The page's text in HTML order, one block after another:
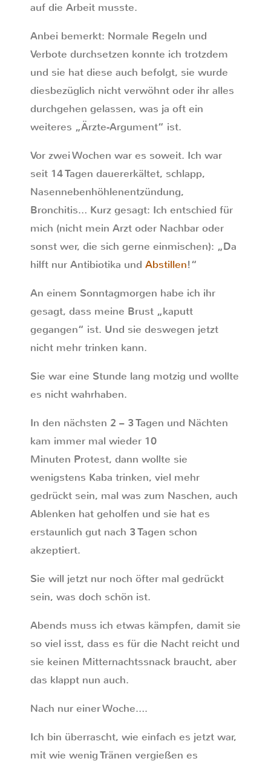
auf die Arbeit musste.
Anbei bemerkt: Normale Regeln und
Verbote durchsetzen konnte ich trotzdem
und sie hat diese auch befolgt, sie wurde
diesbezüglich nicht verwöhnt oder ihr alles
durchgehen gelassen, was ja oft ein
weiteres „Ärzte-Argument“ ist.
Vor zwei Wochen war es soweit. Ich war
seit 14 Tagen dauererkältet, schlapp,
Nasennebenhöhlenentzündung,
Bronchitis… Kurz gesagt: Ich entschied für
mich (nicht mein Arzt oder Nachbar oder
sonst wer, die sich gerne einmischen): „Da
hilft nur Antibiotika und Abstillen!“
An einem Sonntagmorgen habe ich ihr
gesagt, dass meine Brust „kaputt
gegangen“ ist. Und sie deswegen jetzt
nicht mehr trinken kann.
Sie war eine Stunde lang motzig und wollte
es nicht wahrhaben.
In den nächsten 2 – 3 Tagen und Nächten
kam immer mal wieder 10
Minuten Protest, dann wollte sie
wenigstens Kaba trinken, viel mehr
gedrückt sein, mal was zum Naschen, auch
Ablenken hat geholfen und sie hat es
erstaunlich gut nach 3 Tagen schon
akzeptiert.
Sie will jetzt nur noch öfter mal gedrückt
sein, was doch schön ist.
Abends muss ich etwas kämpfen, damit sie
so viel isst, dass es für die Nacht reicht und
sie keinen Mitternachtssnack braucht, aber
das klappt nun auch.
Nach nur einer Woche….
Ich bin überrascht, wie einfach es jetzt war,
mit wie wenig Tränen vergießen es